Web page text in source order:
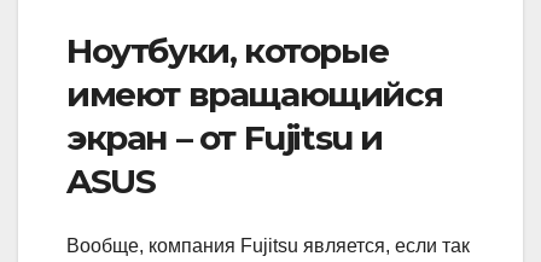
Ноутбуки, которые
имеют вращающийся
экран – от Fujitsu и
ASUS
Вообще, компания Fujitsu является, если так